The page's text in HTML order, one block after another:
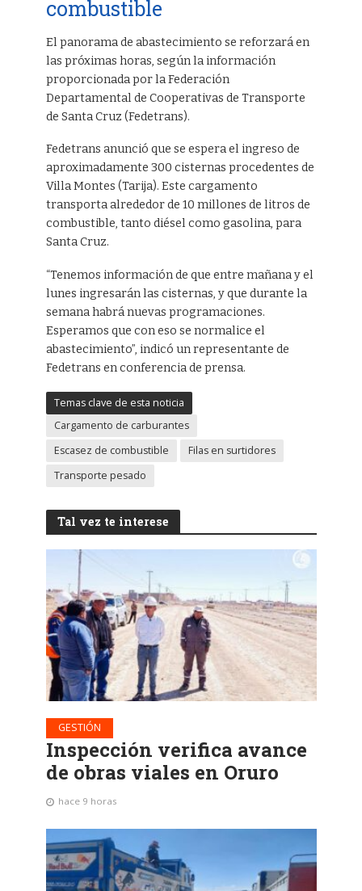
combustible
El panorama de abastecimiento se reforzará en
las próximas horas, según la información
proporcionada por la Federación
Departamental de Cooperativas de Transporte
de Santa Cruz (Fedetrans).
Fedetrans anunció que se espera el ingreso de
aproximadamente 300 cisternas procedentes de
Villa Montes (Tarija). Este cargamento
transporta alrededor de 10 millones de litros de
combustible, tanto diésel como gasolina, para
Santa Cruz.
“Tenemos información de que entre mañana y el
lunes ingresarán las cisternas, y que durante la
semana habrá nuevas programaciones.
Esperamos que con eso se normalice el
abastecimiento”, indicó un representante de
Fedetrans en conferencia de prensa.
Temas clave de esta noticia
Cargamento de carburantes
Escasez de combustible
Filas en surtidores
Transporte pesado
Tal vez te interese
GESTIÓN
Inspección verifica avance
de obras viales en Oruro
hace 9 horas